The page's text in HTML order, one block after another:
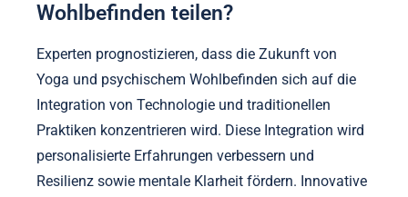
Welche Erkenntnisse können
Experten über die Zukunft von
Yoga und psychischem
Wohlbefinden teilen?